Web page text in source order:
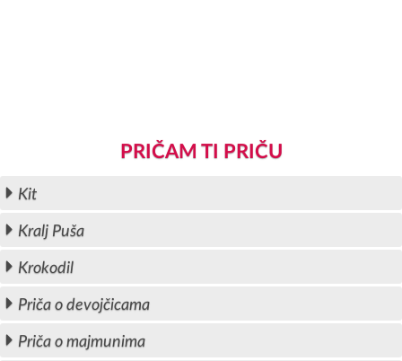
PRIČAM TI PRIČU
Kit
Kralj Puša
Krokodil
Priča o devojčicama
Priča o majmunima